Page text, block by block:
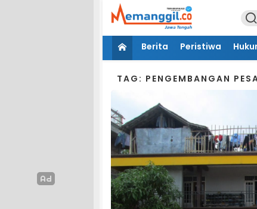
Berita Peristiwa
TAG: PENGEMBANGAN